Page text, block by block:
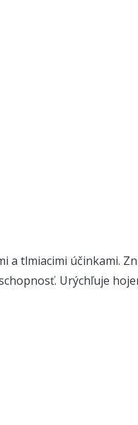
a tlmiacimi účinkami.
Urýchľuje